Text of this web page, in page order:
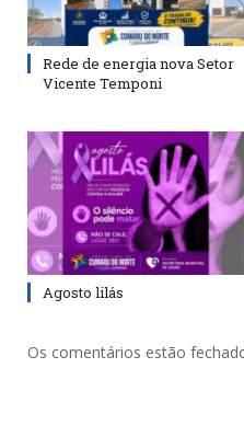
Rede de energia nova Setor
Vicente Temponi
Agosto lilás
Os comentários estão